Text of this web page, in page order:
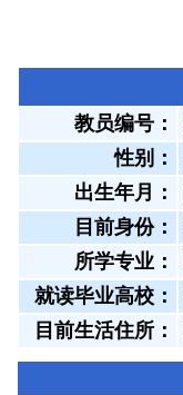
教员编号：
性别：
出生年月：
目前身份：
所学专业：
就读毕业高校：
目前生活住所：